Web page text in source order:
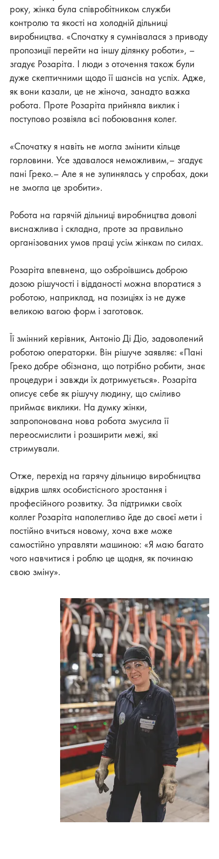
року, жінка була співробітником служби
контролю та якості на холодній дільниці
виробництва. «Спочатку я сумнівалася з приводу
пропозиції перейти на іншу ділянку роботи», –
згадує Розаріта. І люди з оточення також були
дуже скептичними щодо її шансів на успіх. Адже,
як вони казали, це не жіноча, занадто важка
робота. Проте Розаріта прийняла виклик і
поступово розвіяла всі побоювання колег.
«Спочатку я навіть не могла змінити кільце
горловини. Усе здавалося неможливим,– згадує
пані Греко.– Але я не зупинялась у спробах, доки
не змогла це зробити».
Робота на гарячій дільниці виробництва доволі
виснажлива і складна, проте за правильно
організованих умов праці усім жінкам по силах.
Розаріта впевнена, що озброївшись доброю
дозою рішучості і відданості можна впоратися з
роботою, наприклад, на позиціях із не дуже
великою вагою форм і заготовок.
Її змінний керівник, Антоніо Ді Діо, задоволений
роботою операторки. Він рішуче заявляє: «Пані
Греко добре обізнана, що потрібно робити, знає
процедури і завжди їх дотримується». Розаріта
описує себе як рішучу людину, що сміливо
приймає виклики. На думку жінки,
запропонована нова робота змусила її
переосмислити і розширити межі, які
стримували.
Отже, перехід на гарячу дільницю виробництва
відкрив шлях особистісного зростання і
професійного розвитку. За підтримки своїх
коллег Розаріта наполегливо йде до своєї мети і
постійно вчиться новому, хоча вже може
самостійно управляти машиною: «Я маю багато
чого навчитися і роблю це щодня, як починаю
свою зміну».